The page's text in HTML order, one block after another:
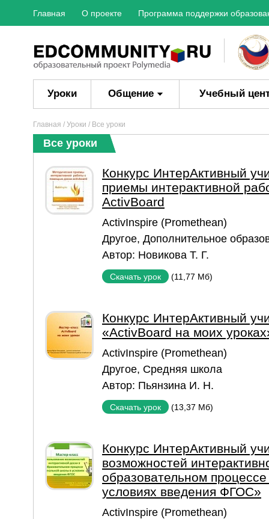
Главная О проекте Программа поддержки
Уроки Общение Учебный
Главная / Уроки / Все уроки
Все уроки
Конкурс ИнтерАктивный
приемы интерактивной
ActivBoard
ActivInspire (Promethean)
Другое, Дополнительное
Автор: Новикова Т. Г.
Скачать урок (11,77 Мб)
Конкурс ИнтерАктивный
«ActivBoard на моих
ActivInspire (Promethean)
Другое, Средняя школа
Автор: Пьянзина И. Н.
Скачать урок (13,37 Мб)
Конкурс ИнтерАктивный
возможностей
образовательном
условиях введения ФГОС»
ActivInspire (Promethean)